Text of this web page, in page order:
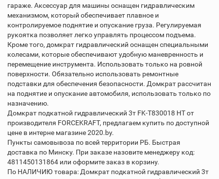
гараже. Аксессуар для машины оснащен гидравлическим
механизмом, который обеспечивает плавное и
контролируемое поднятие и опускание груза. Регулируемая
рукоятка позволяет легко управлять процессом подъема.
Кроме того, домкрат гидравлический оснащен специальными
колесами, которые обеспечивают удобную маневренность и
перемещение инструмента. Использовать только на ровной
поверхности. Обязательно использовать ремонтные
подставки для обеспечения безопасности. Домкрат рассчитан
на поднятие и опускание автомобиля, использовать только по
назначению.
Домкрат подкатной гидравлический 3т FK-T830018 HT от
производителя FORCEKRAFT, предлагаем купить по доступной
цене в интерне магазине 2020.by.
Пункты самовывоза по всей территории РБ. Быстрая
доставка по Минску. При заказе назовите менеджеру код:
4811450131864 или оформите заказ в корзину.
По НАЛИЧИЮ товара: Домкрат подкатной гидравлический 3т